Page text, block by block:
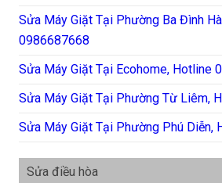
Sửa Máy Giặt Tại Phường Ba Đình
0986687668
Sửa Máy Giặt Tại Ecohome, Hotline
Sửa Máy Giặt Tại Phường Từ Liêm,
Sửa Máy Giặt Tại Phường Phú Diễn,
Sửa điều hòa